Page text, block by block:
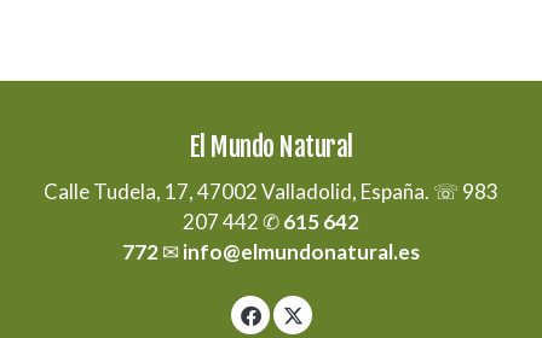
El Mundo Natural
Calle Tudela, 17, 47002 Valladolid, España. ☏ 983
207 442 ✆615 642
772✉info@elmundonatural.es